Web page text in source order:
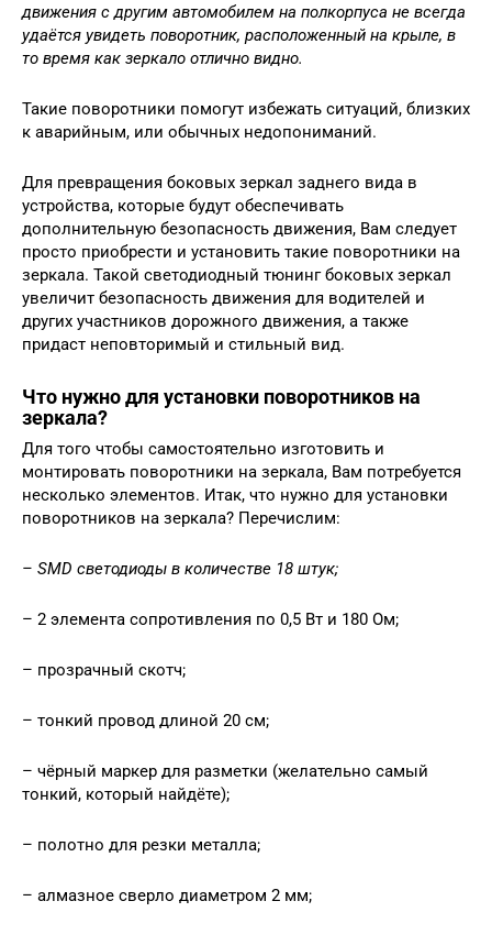
движения с другим автомобилем на полкорпуса не всегда
удаётся увидеть поворотник, расположенный на крыле, в
то время как зеркало отлично видно.
Такие поворотники помогут избежать ситуаций, близких
к аварийным, или обычных недопониманий.
Для превращения боковых зеркал заднего вида в
устройства, которые будут обеспечивать
дополнительную безопасность движения, Вам следует
просто приобрести и установить такие поворотники на
зеркала. Такой светодиодный тюнинг боковых зеркал
увеличит безопасность движения для водителей и
других участников дорожного движения, а также
придаст неповторимый и стильный вид.
Что нужно для установки поворотников на
зеркала?
Для того чтобы самостоятельно изготовить и
монтировать поворотники на зеркала, Вам потребуется
несколько элементов. Итак, что нужно для установки
поворотников на зеркала? Перечислим:
– SMD светодиоды в количестве 18 штук;
– 2 элемента сопротивления по 0,5 Вт и 180 Ом;
– прозрачный скотч;
– тонкий провод длиной 20 см;
– чёрный маркер для разметки (желательно самый
тонкий, который найдёте);
– полотно для резки металла;
– алмазное сверло диаметром 2 мм;